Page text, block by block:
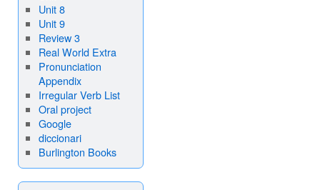
Unit 8
Unit 9
Review 3
Real World Extra
Pronunciation
Appendix
Irregular Verb List
Oral project
Google
diccionari
Burlington Books